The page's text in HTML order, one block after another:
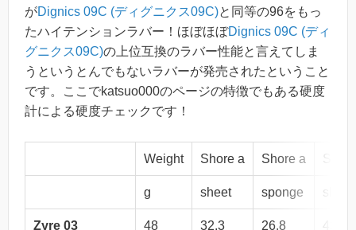
がDignics 09C (ディグニクス09C)と同等の96をもっ
たハイテンションラバー！ほぼほぼDignics 09C (ディ
グニクス09C)の上位互換のラバー性能と言えてしま
うというとんでもないラバーが発売されたということ
です。ここでkatsuo000のページの特徴でもある硬度
計による硬度チェックです！
Weight Shore a Shore a
g sheet sponge sheet
Zyre 03 48 32.3 26.8 43.9